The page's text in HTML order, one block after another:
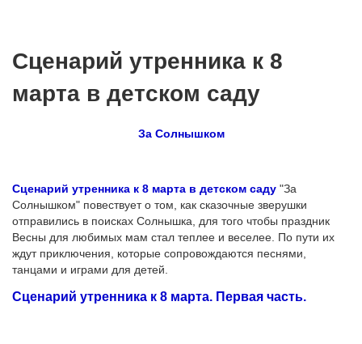
Сценарий утренника к 8
марта в детском саду
За Солнышком
Сценарий утренника к 8 марта в детском саду "За
Солнышком" повествует о том, как сказочные зверушки
отправились в поисках Солнышка, для того чтобы праздник
Весны для любимых мам стал теплее и веселее. По пути их
ждут приключения, которые сопровождаются песнями,
танцами и играми для детей.
Сценарий утренника к 8 марта. Первая часть.